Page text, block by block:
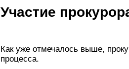
Участие
Как уже отмечалось выше,
процесса.